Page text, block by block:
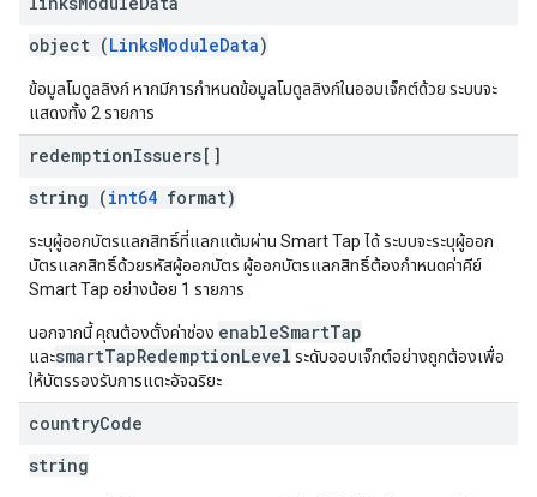
object (LinksModuleData)
ข้อมูลโมดูลลิงก์ หากมีการกําหนดข้อมูลโมดูลลิงก์ในออบเจ็กต์ด้วย ระบบจะ
แสดงทั้ง 2 รายการ
redemptionIssuers[]
string (int64 format)
ระบุผู้ออกบัตรแลกสิทธิ์ที่แลกแต้มผ่าน Smart Tap ได้ ระบบจะระบุผู้ออก
บัตรแลกสิทธิ์ด้วยรหัสผู้ออกบัตร ผู้ออกบัตรแลกสิทธิ์ต้องกำหนดค่าคีย์
Smart Tap อย่างน้อย 1 รายการ
นอกจากนี้ คุณต้องตั้งค่าช่อง enableSmartTap
และsmartTapRedemptionLevel ระดับออบเจ็กต์อย่างถูกต้องเพื่อ
ให้บัตรรองรับการแตะอัจฉริยะ
countryCode
string